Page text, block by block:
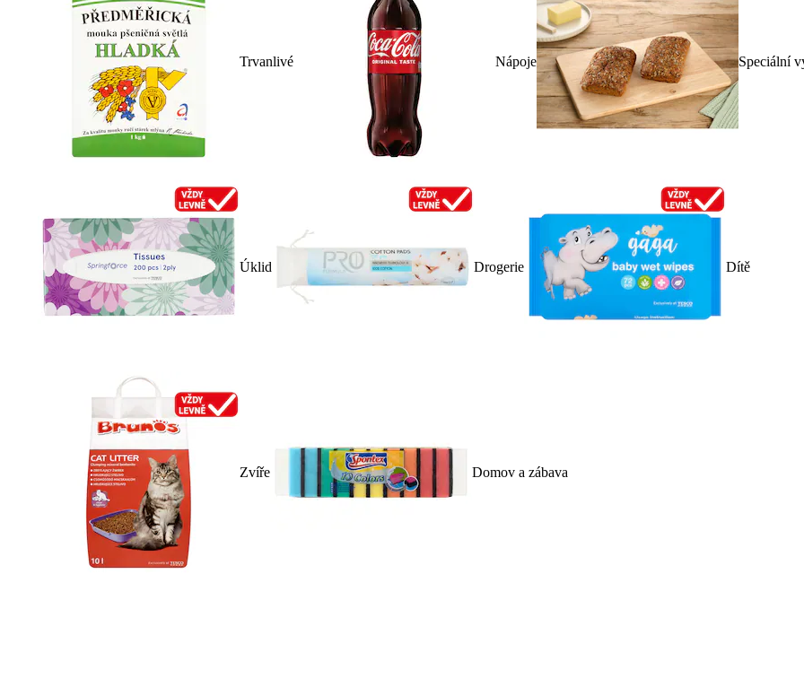
Trvanlivé Nápoje Speciální
Úklid Drogerie Dítě
Zvíře Domov a zábava